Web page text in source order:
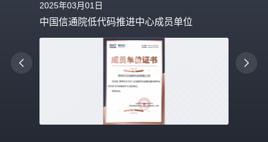
2025年03月01日
中国信通院低代码推进中心成员单位